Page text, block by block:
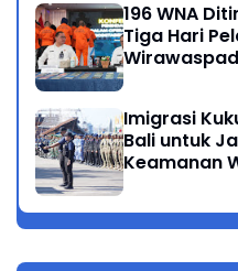
196 WNA
Tiga Hari
Imigrasi
Bali untuk
Keamanan